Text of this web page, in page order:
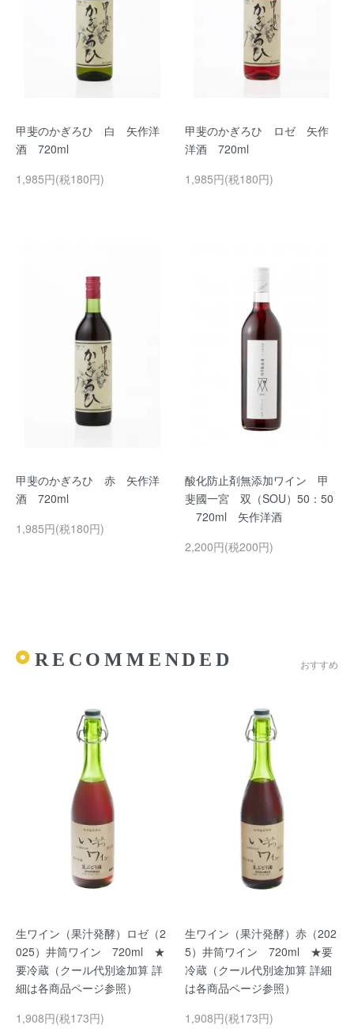
甲斐のかぎろひ 白 矢作洋
酒 720ml
1,985円(税180円)
甲斐のかぎろひ ロゼ 矢作
洋酒 720ml
1,985円(税180円)
甲斐のかぎろひ 赤 矢作洋
酒 720ml
1,985円(税180円)
酸化防止剤無添加ワイン 甲
斐國一宮 双（SOU）50：50
720ml 矢作洋酒
2,200円(税200円)
RECOMMENDED おすすめ
生ワイン（果汁発酵）ロゼ（2
025）井筒ワイン 720ml ★
要冷蔵（クール代別途加算 詳
細は各商品ページ参照）
1,908円(税173円)
生ワイン（果汁発酵）赤（202
5）井筒ワイン 720ml ★要
冷蔵（クール代別途加算 詳細
は各商品ページ参照）
1,908円(税173円)